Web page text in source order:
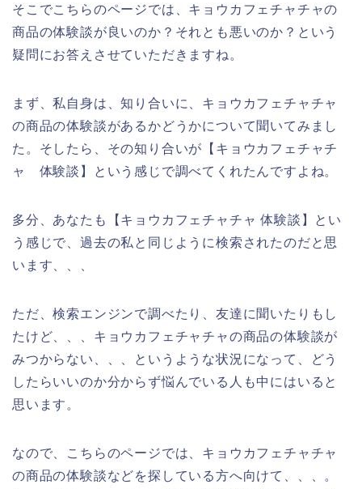
そこでこちらのページでは、キョウカフェチャチャの
商品の体験談が良いのか？それとも悪いのか？という
疑問にお答えさせていただきますね。
まず、私自身は、知り合いに、キョウカフェチャチャ
の商品の体験談があるかどうかについて聞いてみまし
た。そしたら、その知り合いが【キョウカフェチャチ
ャ 体験談】という感じで調べてくれたんですよね。
多分、あなたも【キョウカフェチャチャ 体験談】とい
う感じで、過去の私と同じように検索されたのだと思
います、、、
ただ、検索エンジンで調べたり、友達に聞いたりもし
たけど、、、キョウカフェチャチャの商品の体験談が
みつからない、、、というような状況になって、どう
したらいいのか分からず悩んでいる人も中にはいると
思います。
なので、こちらのページでは、キョウカフェチャチャ
の商品の体験談などを探している方へ向けて、、、。